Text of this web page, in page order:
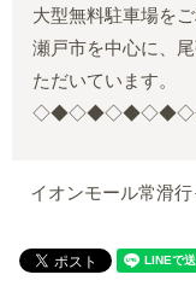
大型無料駐車場を
瀬戸市を中心に、
ただいています。
イオンモール常滑行